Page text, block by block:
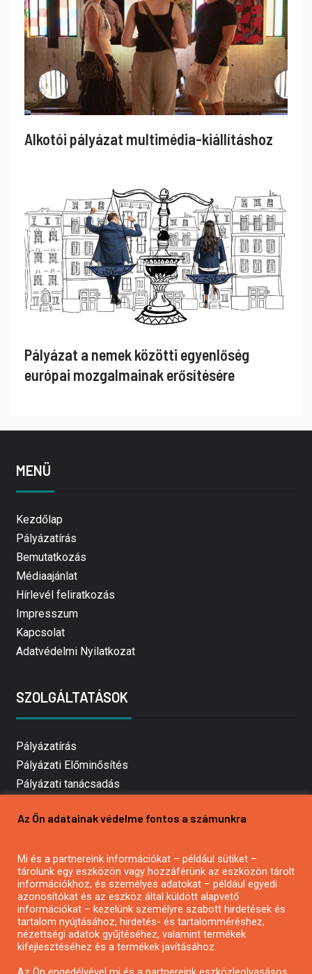
Alkotói pályázat multimédia-kiállításhoz
Pályázat a nemek közötti egyenlőség
európai mozgalmainak erősítésére
MENÜ
Kezdőlap
Pályázatírás
Bemutatkozás
Médiaajánlat
Hírlevél feliratkozás
Impresszum
Kapcsolat
Adatvédelmi Nyilatkozat
SZOLGÁLTATÁSOK
Pályázatírás
Pályázati Előminősítés
Pályázati tanácsadás
Mezőgazdasági pályázatírás
Pályázatírás civil szervezeteknek
Pályázatírás önkormányzatoknak
Pályázatfigyelés
Specifikus pályázatfigyelés vagy hírlevél
Az Ön adatainak védelme fontos a számunkra
Mi és a partnereink információkat – például sütiket –
tárolunk egy eszközön vagy hozzáférünk az eszközön tárolt
információkhoz, és személyes adatokat – például egyedi
azonosítókat és az eszköz által küldött alapvető
információkat – kezelünk személyre szabott hirdetések és
tartalom nyújtásához, hirdetés- és tartalomméréshez,
nézettségi adatok gyűjtéséhez, valamint termékek
kifejlesztéséhez és a termékek javításához.